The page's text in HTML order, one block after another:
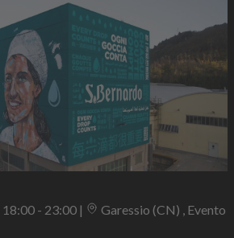
18:00 - 23:00 |
Garessio (CN) , Evento